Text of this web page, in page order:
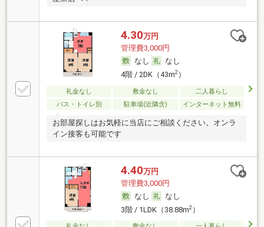
4.30万円
管理費3,000円
なし
なし
4階 / 2DK（43m2）
礼金なし 敷金なし
二人暮らし
バス・トイレ別
駐車場(近隣含) インターネット無料
お部屋探しはお気軽に当店にご相談ください。オンラ
イン接客も可能です
4.40万円
管理費3,000円
なし
なし
3階 / 1LDK（38.88m2）